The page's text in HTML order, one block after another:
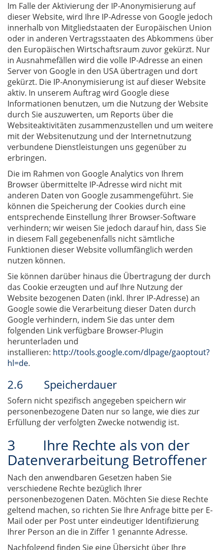
Im Falle der Aktivierung der IP-Anonymisierung auf
dieser Website, wird Ihre IP-Adresse von Google jedoch
innerhalb von Mitgliedstaaten der Europäischen Union
oder in anderen Vertragsstaaten des Abkommens über
den Europäischen Wirtschaftsraum zuvor gekürzt. Nur
in Ausnahmefällen wird die volle IP-Adresse an einen
Server von Google in den USA übertragen und dort
gekürzt. Die IP-Anonymisierung ist auf dieser Website
aktiv. In unserem Auftrag wird Google diese
Informationen benutzen, um die Nutzung der Website
durch Sie auszuwerten, um Reports über die
Websiteaktivitäten zusammenzustellen und um weitere
mit der Websitenutzung und der Internetnutzung
verbundene Dienstleistungen uns gegenüber zu
erbringen.
Die im Rahmen von Google Analytics von Ihrem
Browser übermittelte IP-Adresse wird nicht mit
anderen Daten von Google zusammengeführt. Sie
können die Speicherung der Cookies durch eine
entsprechende Einstellung Ihrer Browser-Software
verhindern; wir weisen Sie jedoch darauf hin, dass Sie
in diesem Fall gegebenenfalls nicht sämtliche
Funktionen dieser Website vollumfänglich werden
nutzen können.
Sie können darüber hinaus die Übertragung der durch
das Cookie erzeugten und auf Ihre Nutzung der
Website bezogenen Daten (inkl. Ihrer IP-Adresse) an
Google sowie die Verarbeitung dieser Daten durch
Google verhindern, indem Sie das unter dem
folgenden Link verfügbare Browser-Plugin
herunterladen und
installieren: http://tools.google.com/dlpage/gaoptout?
hl=de.
2.6 Speicherdauer
Sofern nicht spezifisch angegeben speichern wir
personenbezogene Daten nur so lange, wie dies zur
Erfüllung der verfolgten Zwecke notwendig ist.
3 Ihre Rechte als von der
Datenverarbeitung Betroffener
Nach den anwendbaren Gesetzen haben Sie
verschiedene Rechte bezüglich Ihrer
personenbezogenen Daten. Möchten Sie diese Rechte
geltend machen, so richten Sie Ihre Anfrage bitte per E-
Mail oder per Post unter eindeutiger Identifizierung
Ihrer Person an die in Ziffer 1 genannte Adresse.
Nachfolgend finden Sie eine Übersicht über Ihre